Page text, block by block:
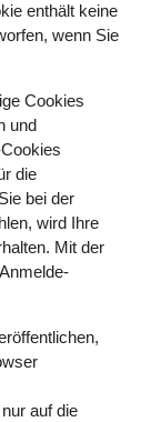
enthält keine
wenn Sie
Cookies
und
die
bei der
wird Ihre
Mit der
auf die